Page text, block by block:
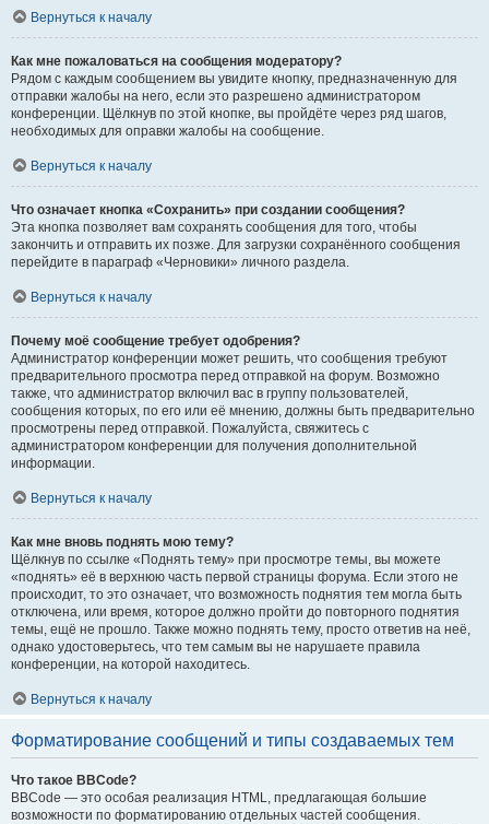
Вернуться к началу
Как мне пожаловаться на сообщения модератору?
Рядом с каждым сообщением вы увидите кнопку, предназначенную для
отправки жалобы на него, если это разрешено администратором
конференции. Щёлкнув по этой кнопке, вы пройдёте через ряд шагов,
необходимых для оправки жалобы на сообщение.
Вернуться к началу
Что означает кнопка «Сохранить» при создании сообщения?
Эта кнопка позволяет вам сохранять сообщения для того, чтобы
закончить и отправить их позже. Для загрузки сохранённого сообщения
перейдите в параграф «Черновики» личного раздела.
Вернуться к началу
Почему моё сообщение требует одобрения?
Администратор конференции может решить, что сообщения требуют
предварительного просмотра перед отправкой на форум. Возможно
также, что администратор включил вас в группу пользователей,
сообщения которых, по его или её мнению, должны быть предварительно
просмотрены перед отправкой. Пожалуйста, свяжитесь с
администратором конференции для получения дополнительной
информации.
Вернуться к началу
Как мне вновь поднять мою тему?
Щёлкнув по ссылке «Поднять тему» при просмотре темы, вы можете
«поднять» её в верхнюю часть первой страницы форума. Если этого не
происходит, то это означает, что возможность поднятия тем могла быть
отключена, или время, которое должно пройти до повторного поднятия
темы, ещё не прошло. Также можно поднять тему, просто ответив на неё,
однако удостоверьтесь, что тем самым вы не нарушаете правила
конференции, на которой находитесь.
Вернуться к началу
Форматирование сообщений и типы создаваемых тем
Что такое BBCode?
BBCode — это особая реализация HTML, предлагающая большие
возможности по форматированию отдельных частей сообщения.